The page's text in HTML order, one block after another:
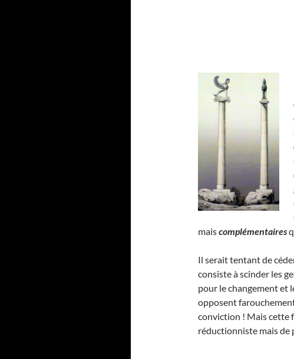
maiscomplémentaires
Il serait tentant de
consiste à scinder les
pour le changement et
opposent
conviction ! Mais cette
réductionniste mais de